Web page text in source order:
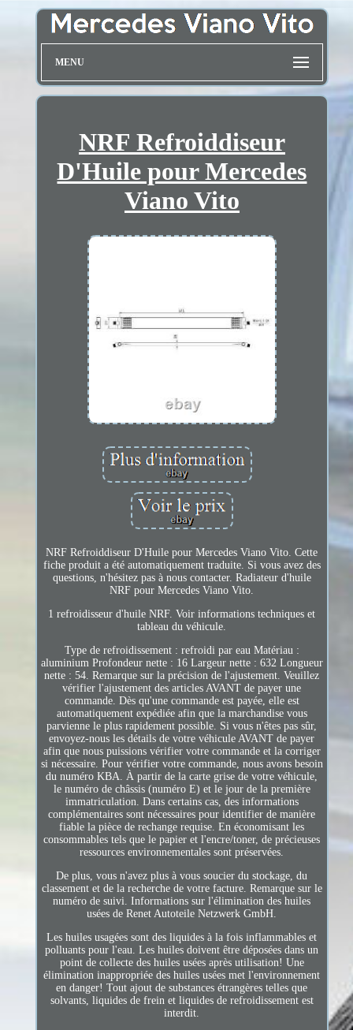
MENU
NRF Refroiddiseur
D'Huile pour Mercedes
Viano Vito
NRF Refroiddiseur D'Huile pour Mercedes Viano Vito. Cette
fiche produit a été automatiquement traduite. Si vous avez des
questions, n'hésitez pas à nous contacter. Radiateur d'huile
NRF pour Mercedes Viano Vito.
1 refroidisseur d'huile NRF. Voir informations techniques et
tableau du véhicule.
Type de refroidissement : refroidi par eau Matériau :
aluminium Profondeur nette : 16 Largeur nette : 632 Longueur
nette : 54. Remarque sur la précision de l'ajustement. Veuillez
vérifier l'ajustement des articles AVANT de payer une
commande. Dès qu'une commande est payée, elle est
automatiquement expédiée afin que la marchandise vous
parvienne le plus rapidement possible. Si vous n'êtes pas sûr,
envoyez-nous les détails de votre véhicule AVANT de payer
afin que nous puissions vérifier votre commande et la corriger
si nécessaire. Pour vérifier votre commande, nous avons besoin
du numéro KBA. À partir de la carte grise de votre véhicule,
le numéro de châssis (numéro E) et le jour de la première
immatriculation. Dans certains cas, des informations
complémentaires sont nécessaires pour identifier de manière
fiable la pièce de rechange requise. En économisant les
consommables tels que le papier et l'encre/toner, de précieuses
ressources environnementales sont préservées.
De plus, vous n'avez plus à vous soucier du stockage, du
classement et de la recherche de votre facture. Remarque sur le
numéro de suivi. Informations sur l'élimination des huiles
usées de Renet Autoteile Netzwerk GmbH.
Les huiles usagées sont des liquides à la fois inflammables et
polluants pour l'eau. Les huiles doivent être déposées dans un
point de collecte des huiles usées après utilisation! Une
élimination inappropriée des huiles usées met l'environnement
en danger! Tout ajout de substances étrangères telles que
solvants, liquides de frein et liquides de refroidissement est
interdit.